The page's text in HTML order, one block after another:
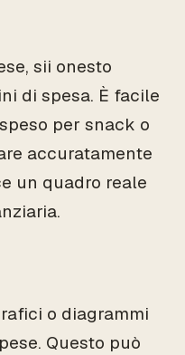
sii onesto
di spesa. È facile
per snack o
accuratamente
un quadro reale
o diagrammi
Questo può